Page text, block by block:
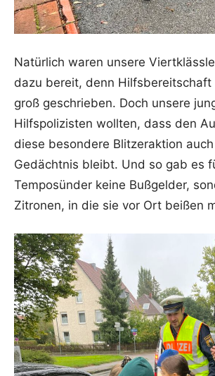
Natürlich waren unsere
dazu bereit, denn Hilfsbereitschaft
groß geschrieben. Doch unsere
Hilfspolizisten wollten, dass den
diese besondere Blitzeraktion
Gedächtnis bleibt. Und so gab es
Temposünder keine Bußgelder,
Zitronen, in die sie vor Ort beißen